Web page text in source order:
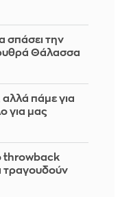
σπάσει την
Θάλασσα
αλλά πάμε για
για μας
throwback
τραγουδούν